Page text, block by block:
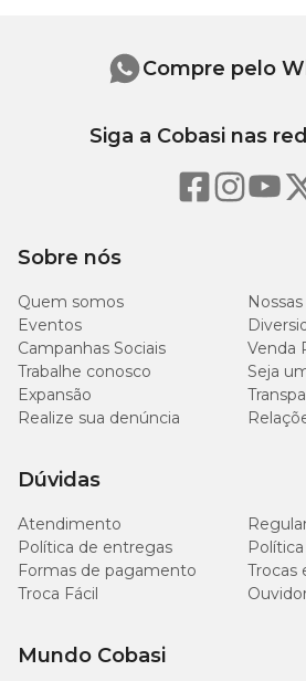
Sobre nós
Quem somos
Eventos
Campanhas Sociais
Venda
Trabalhe conosco
Seja
Expansão
Realize sua denúncia
Dúvidas
Atendimento
Política de entregas
Formas de pagamento
Trocas
Troca Fácil
Mundo Cobasi
Compre pelo
Siga a Cobasi nas